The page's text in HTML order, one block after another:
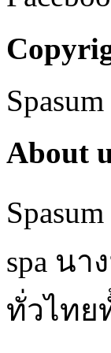
Spasum
About
spa น
ทั่วไทย